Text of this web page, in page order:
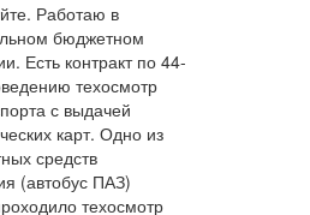
Работаю в
бюджетном
Есть контракт по 44-
техосмотр
с выдачей
карт. Одно из
средств
(автобус ПАЗ)
техосмотр